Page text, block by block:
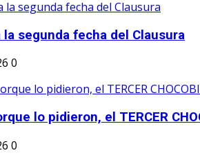
la segunda fecha del Clausura
0
lo pidieron, el TERCER
0